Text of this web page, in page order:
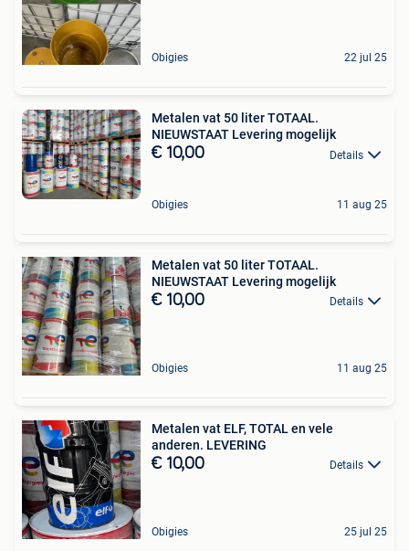
Obigies 22 jul 25
Metalen vat 50 liter TOTAAL.
NIEUWSTAAT Levering mogelijk
€ 10,00 Details
Obigies 11 aug 25
Metalen vat 50 liter TOTAAL.
NIEUWSTAAT Levering mogelijk
€ 10,00 Details
Obigies 11 aug 25
Metalen vat ELF, TOTAL en vele
anderen. LEVERING
€ 10,00 Details
Obigies 25 jul 25